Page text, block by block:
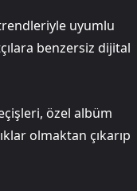
uyumlu
benzersiz dijital
özel albüm
olmaktan çıkarıp